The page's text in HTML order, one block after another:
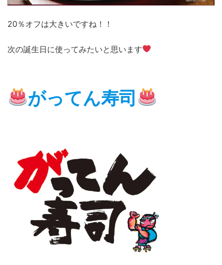
20％オフは大きいですね！！
次の誕生日に使ってみたいと思います
がってん寿司